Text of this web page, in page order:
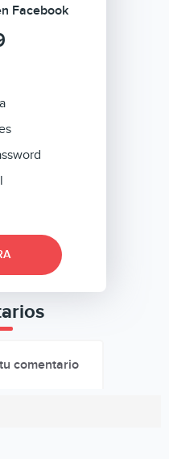
Facebook
comentario